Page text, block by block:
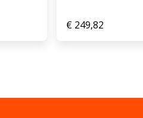
€249,82